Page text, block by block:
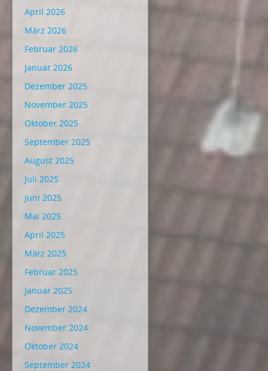
April 2026
März 2026
Februar 2026
Januar 2026
Dezember 2025
November 2025
Oktober 2025
September 2025
August 2025
Juli 2025
Juni 2025
Mai 2025
April 2025
März 2025
Februar 2025
Januar 2025
Dezember 2024
November 2024
Oktober 2024
September 2024